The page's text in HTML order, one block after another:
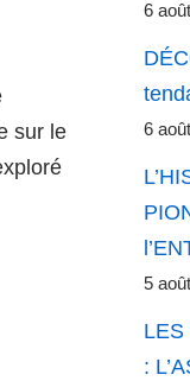
sur le
6
6
5
LES
: